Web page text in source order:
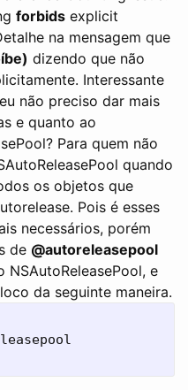
forbids explicit
na mensagem que
dizendo que não
Interessante
não preciso dar mais
e quanto ao
Para quem não
quando
os objetos que
Pois é esses
necessários, porém
de @autoreleasepool
e
da seguinte maneira.